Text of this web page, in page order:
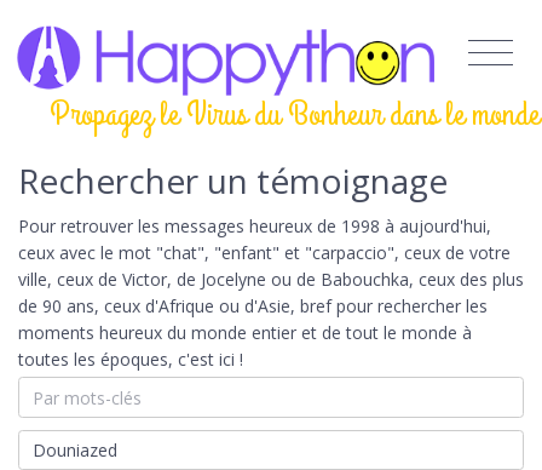
Propagez le Virus du Bonheur dans le monde
Rechercher un témoignage
Pour retrouver les messages heureux de 1998 à aujourd'hui,
ceux avec le mot "chat", "enfant" et "carpaccio", ceux de votre
ville, ceux de Victor, de Jocelyne ou de Babouchka, ceux des plus
de 90 ans, ceux d'Afrique ou d'Asie, bref pour rechercher les
moments heureux du monde entier et de tout le monde à
toutes les époques, c'est ici !